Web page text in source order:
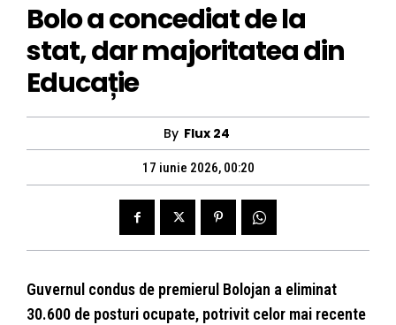
Bolo a concediat de la
stat, dar majoritatea din
Educație
By Flux 24
17 iunie 2026, 00:20
Guvernul condus de premierul Bolojan a eliminat
30.600 de posturi ocupate, potrivit celor mai recente